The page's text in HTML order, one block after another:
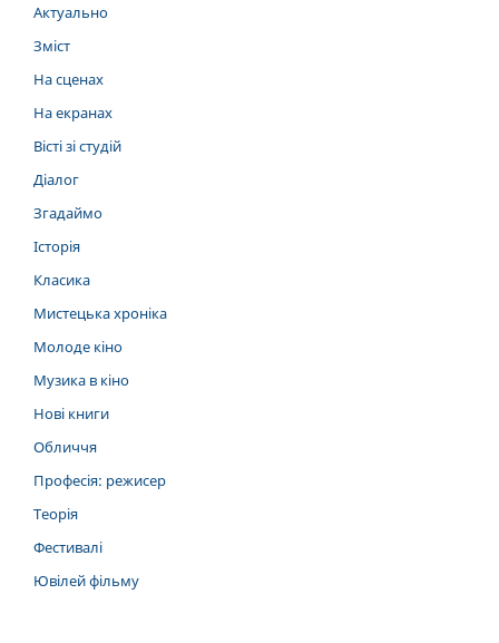
Актуально
Зміст
На сценах
На екранах
Вісті зі студій
Діалог
Згадаймо
Історія
Класика
Мистецька хроніка
Молоде кіно
Музика в кіно
Нові книги
Обличчя
Професія: режисер
Теорія
Фестивалі
Ювілей фільму